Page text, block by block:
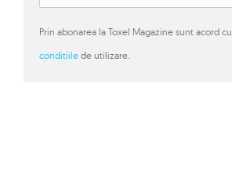
Prin abonarea la Toxel Magazine sunt acord cu
conditiile de utilizare.